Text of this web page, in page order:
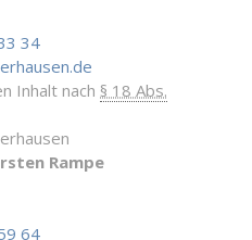
34
Inhalt nach § 18 Abs.
Rampe
64